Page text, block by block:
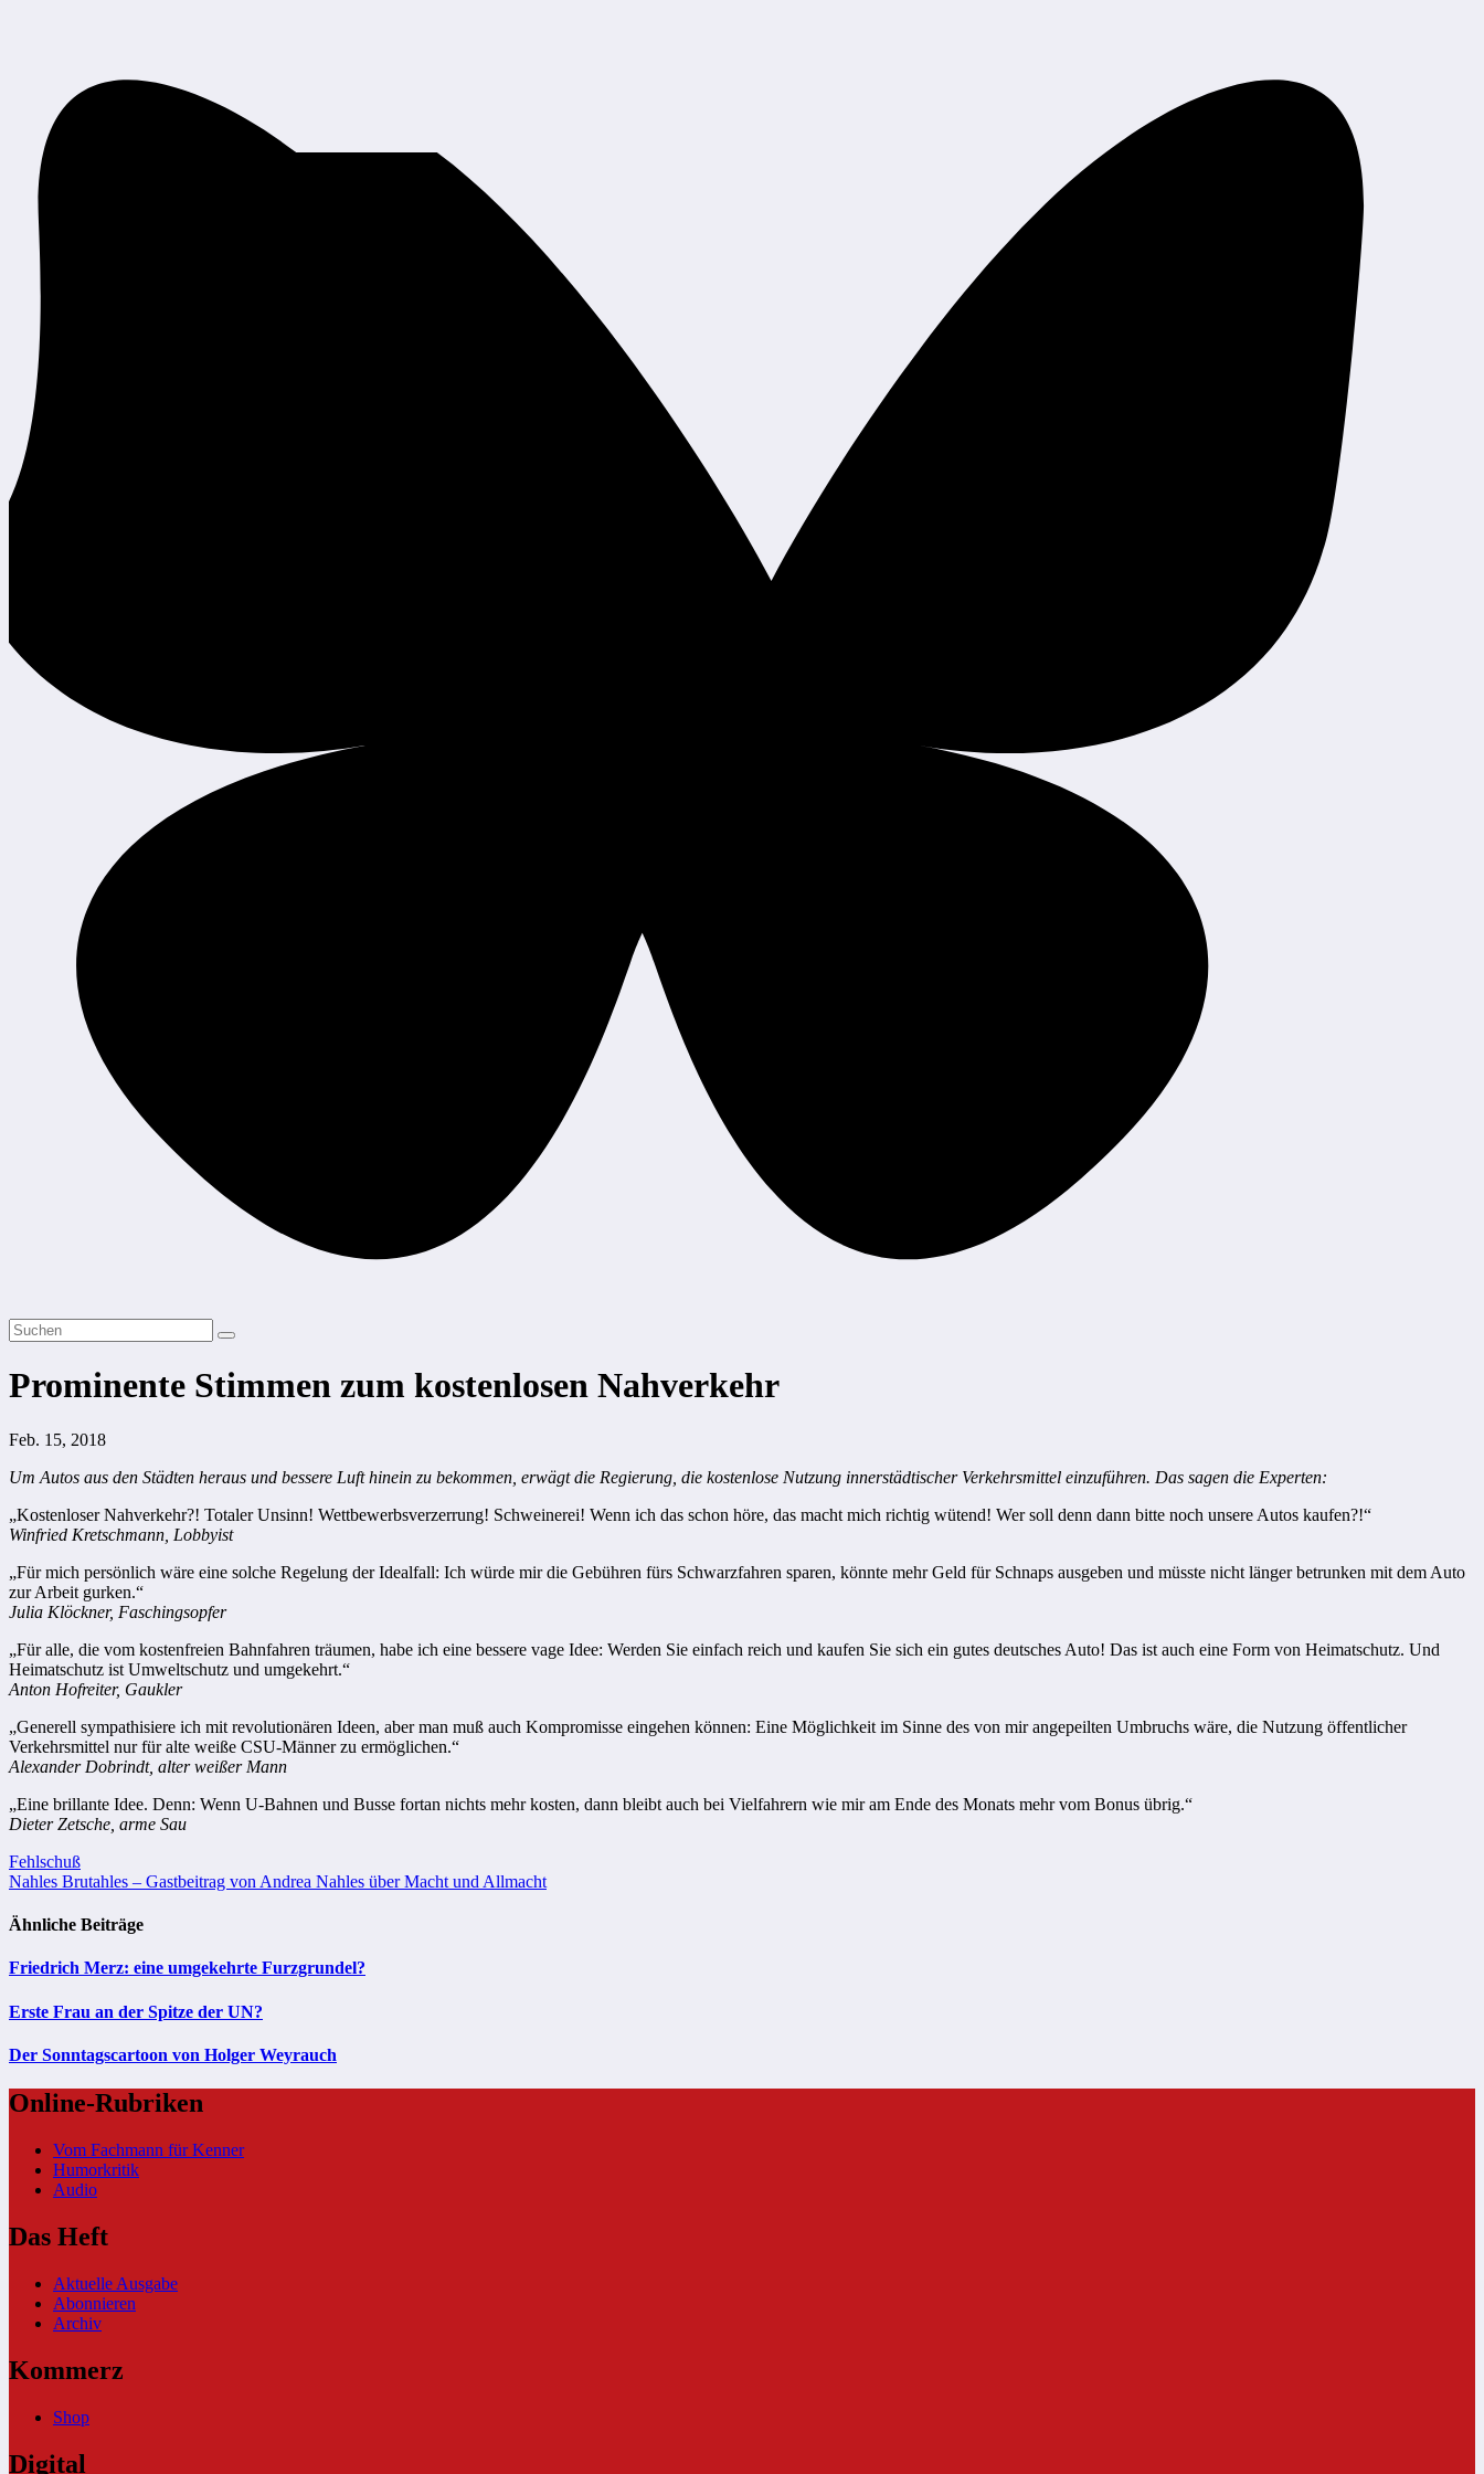
Prominente Stimmen zum kostenlosen Nahverkehr
Feb. 15, 2018
Um Autos aus den Städten heraus und bessere Luft hinein zu bekommen, erwägt die Regierung, die kostenlose Nutzung innerstädtischer Verkehrsmittel einzuführen. Das sagen die Experten:
„Kostenloser Nahverkehr?! Totaler Unsinn! Wettbewerbsverzerrung! Schweinerei! Wenn ich das schon höre, das macht mich richtig wütend! Wer soll denn dann bitte noch unsere Autos kaufen?!“
Winfried Kretschmann, Lobbyist
„Für mich persönlich wäre eine solche Regelung der Idealfall: Ich würde mir die Gebühren fürs Schwarzfahren sparen, könnte mehr Geld für Schnaps ausgeben und müsste nicht länger betrunken mit dem Auto
zur Arbeit gurken.“
Julia Klöckner, Faschingsopfer
„Für alle, die vom kostenfreien Bahnfahren träumen, habe ich eine bessere vage Idee: Werden Sie einfach reich und kaufen Sie sich ein gutes deutsches Auto! Das ist auch eine Form von Heimatschutz. Und
Heimatschutz ist Umweltschutz und umgekehrt.“
Anton Hofreiter, Gaukler
„Generell sympathisiere ich mit revolutionären Ideen, aber man muß auch Kompromisse eingehen können: Eine Möglichkeit im Sinne des von mir angepeilten Umbruchs wäre, die Nutzung öffentlicher
Verkehrsmittel nur für alte weiße CSU-Männer zu ermöglichen.“
Alexander Dobrindt, alter weißer Mann
„Eine brillante Idee. Denn: Wenn U-Bahnen und Busse fortan nichts mehr kosten, dann bleibt auch bei Vielfahrern wie mir am Ende des Monats mehr vom Bonus übrig.“
Dieter Zetsche, arme Sau
Beitragsnavigation
Fehlschuß
Nahles Brutahles – Gastbeitrag von Andrea Nahles über Macht und Allmacht
Ähnliche Beiträge
Friedrich Merz: eine umgekehrte Furzgrundel?
Erste Frau an der Spitze der UN?
Der Sonntagscartoon von Holger Weyrauch
Online-Rubriken
Vom Fachmann für Kenner
Humorkritik
Audio
Das Heft
Aktuelle Ausgabe
Abonnieren
Archiv
Kommerz
Shop
Digital